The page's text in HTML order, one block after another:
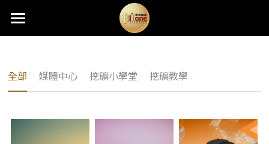
首頁
熱銷礦機
礦機託管
分期購機
全部 媒體中心 挖礦小學堂 挖礦教學
商品分類
部落格分類
最新消息